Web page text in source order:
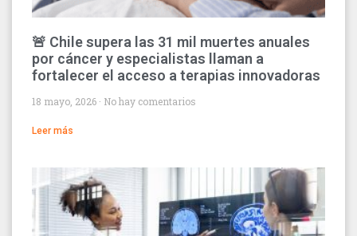
🚨 Chile supera las 31 mil muertes anuales
por cáncer y especialistas llaman a
fortalecer el acceso a terapias innovadoras
18 mayo, 2026 No hay comentarios
Leer más